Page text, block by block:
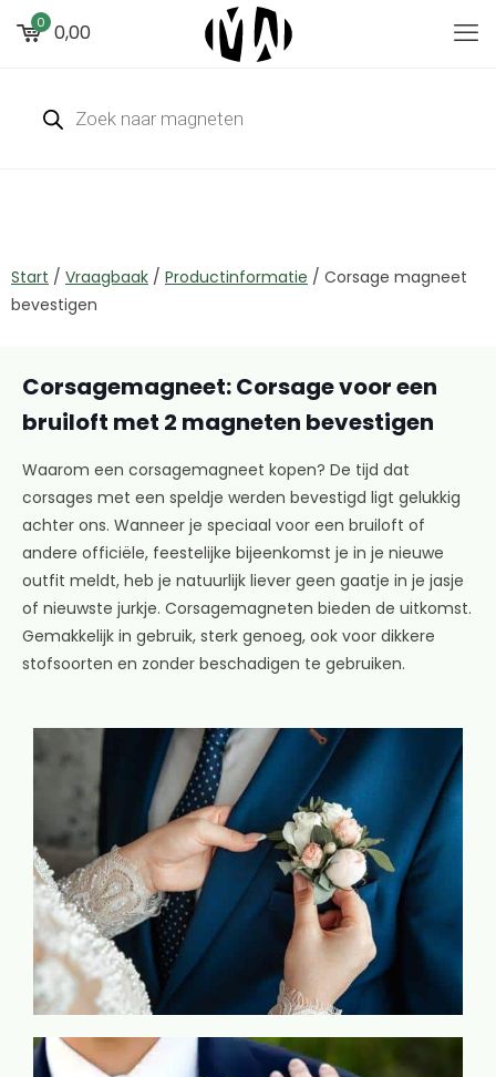
0 0,00
Start / Vraagbaak / Productinformatie / Corsage magneet
bevestigen
Corsagemagneet: Corsage voor een
bruiloft met 2 magneten bevestigen
Waarom een corsagemagneet kopen? De tijd dat
corsages met een speldje werden bevestigd ligt gelukkig
achter ons. Wanneer je speciaal voor een bruiloft of
andere officiële, feestelijke bijeenkomst je in je nieuwe
outfit meldt, heb je natuurlijk liever geen gaatje in je jasje
of nieuwste jurkje. Corsagemagneten bieden de uitkomst.
Gemakkelijk in gebruik, sterk genoeg, ook voor dikkere
stofsoorten en zonder beschadigen te gebruiken.